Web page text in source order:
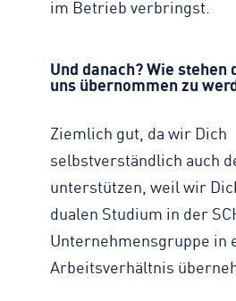
im Betrieb verbringst.
Und danach? Wie stehen
uns übernommen zu
Ziemlich gut, da wir Dich
selbstverständlich auch
unterstützen, weil wir
dualen Studium in der
Unternehmensgruppe in
Arbeitsverhältnis